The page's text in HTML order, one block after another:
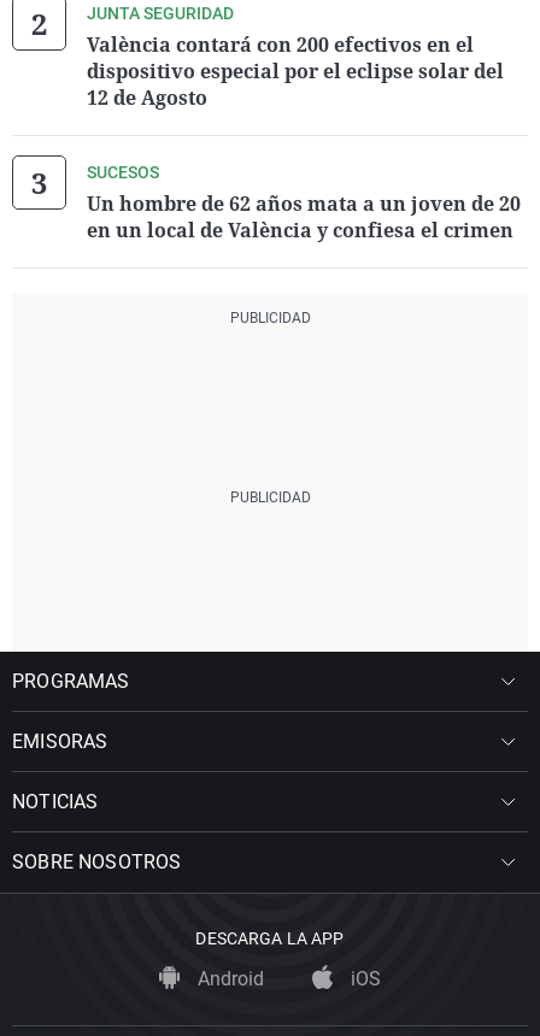
JUNTA SEGURIDAD
València contará con 200 efectivos en el
dispositivo especial por el eclipse solar del
12 de Agosto
SUCESOS
Un hombre de 62 años mata a un joven de 20
en un local de València y confiesa el crimen
PROGRAMAS
EMISORAS
NOTICIAS
SOBRE NOSOTROS
DESCARGA LA APP
Android iOS